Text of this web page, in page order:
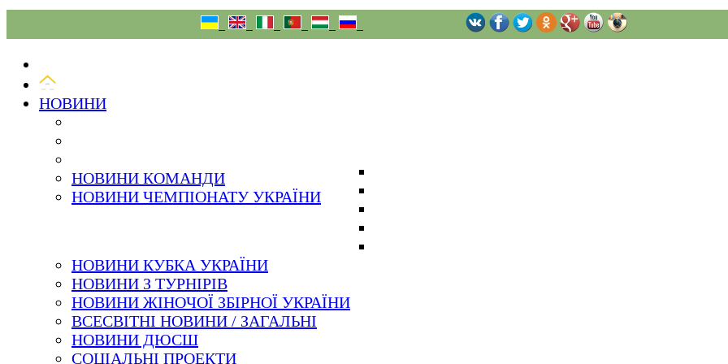
НОВИНИ
НОВИНИ КОМАНДИ
НОВИНИ ЧЕМПІОНАТУ УКРАЇНИ
НОВИНИ КУБКА УКРАЇНИ
НОВИНИ З ТУРНІРІВ
НОВИНИ ЖІНОЧОЇ ЗБІРНОЇ УКРАЇНИ
ВСЕСВІТНІ НОВИНИ / ЗАГАЛЬНІ
НОВИНИ ДЮСШ
СОЦІАЛЬНІ ПРОЕКТИ